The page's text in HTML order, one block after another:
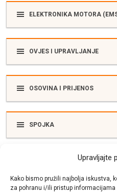
Upravljajte
Kako bismo pružili najbolja iskustva,
za pohranu i/ili pristup
ELEKTRONIKA MOTORA
OVJES I UPRAVLJANJE
OSOVINA I PRIJENOS
SPOJKA